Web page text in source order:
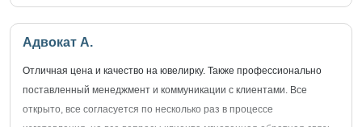
Адвокат А.
Отличная цена и качество на ювелирку. Также профессионально
поставленный менеджмент и коммуникации с клиентами. Все
открыто, все согласуется по несколько раз в процессе